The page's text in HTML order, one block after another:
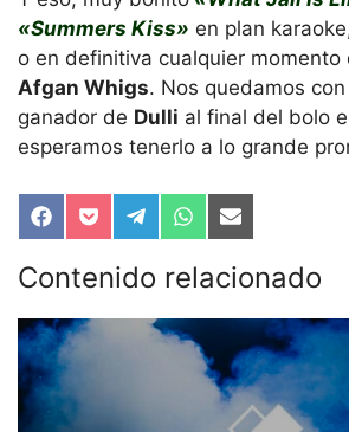
«Summers Kiss» en plan
o en definitiva cualquier momento
Afgan Whigs. Nos quedamos
ganador de Dulli al final del bolo
esperamos tenerlo a lo grande
Compartir
en
Facebook
Compartir
en
Pocket
Compartir
en
Telegram
Compartir
en
WhatsApp
Compartir
en
Email
Contenido relacionado